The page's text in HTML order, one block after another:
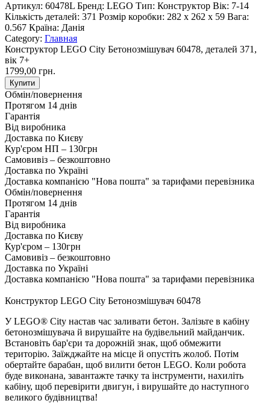
Артикул: 60478L Бренд: LEGO Тип: Конструктор Вік: 7-14
Кількість деталей: 371 Розмір коробки: 282 x 262 x 59 Вага:
0.567 Країна: Данія
Category: Главная
Конструктор LEGO City Бетонозмішувач 60478, деталей 371,
вік 7+
1799,00 грн.
Купити
Обмін/повернення
Протягом 14 днів
Гарантія
Від виробника
Доставка по Києву
Кур'єром НП – 130грн
Самовивіз – безкоштовно
Доставка по Україні
Доставка компанією "Нова пошта" за тарифами перевізника
Обмін/повернення
Протягом 14 днів
Гарантія
Від виробника
Доставка по Києву
Кур'єром – 130грн
Самовивіз – безкоштовно
Доставка по Україні
Доставка компанією "Нова пошта" за тарифами перевізника
Конструктор LEGO City Бетонозмішувач 60478
У LEGO® City настав час заливати бетон. Залізьте в кабіну
бетонозмішувача й вирушайте на будівельний майданчик.
Встановіть бар'єри та дорожній знак, щоб обмежити
територію. Заїжджайте на місце й опустіть жолоб. Потім
обертайте барабан, щоб вилити бетон LEGO. Коли робота
буде виконана, завантажте тачку та інструменти, нахиліть
кабіну, щоб перевірити двигун, і вирушайте до наступного
великого будівництва!